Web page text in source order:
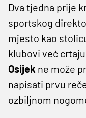
Dva tjedna prije
sportskog
mjesto kao
klubovi već
Osijek ne može
napisati prvu
ozbiljnom